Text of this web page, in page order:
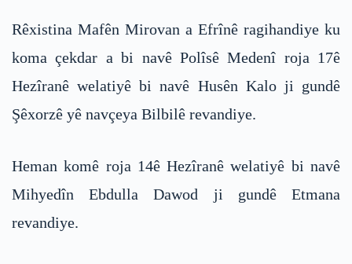
Rêxistina Mafên Mirovan a Efrînê ragihandiye ku
koma çekdar a bi navê Polîsê Medenî roja 17ê
Hezîranê welatiyê bi navê Husên Kalo ji gundê
Şêxorzê yê navçeya Bilbilê revandiye.
Heman komê roja 14ê Hezîranê welatiyê bi navê
Mihyedîn Ebdulla Dawod ji gundê Etmana
revandiye.